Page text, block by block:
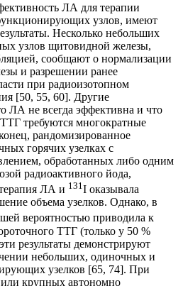
ЛА для терапии
узлов, имеют
Несколько небольших
узлов щитовидной железы,
сообщают о нормализации
и разрешении ранее
при радиоизотопном
[50, 55, 60]. Другие
ЛА не всегда эффективна и что
требуются многократные
рандомизированное
горячих узелках с
обработанных либо одним
радиоактивного йода,
ЛА и 131 I оказывала
объема узелков. Однако, в
вероятностью приводила к
ТТГ (только у 50 %
результаты демонстрируют
небольших, одиночных и
узелков [65, 74]. При
или крупных автономно